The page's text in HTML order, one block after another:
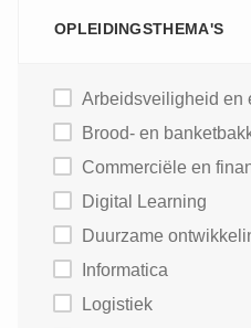
OPLEIDINGSTHEMA'S
Arbeidsveiligheid en
Brood- en
Commerciële en
Digital Learning
Duurzame
Informatica
Logistiek